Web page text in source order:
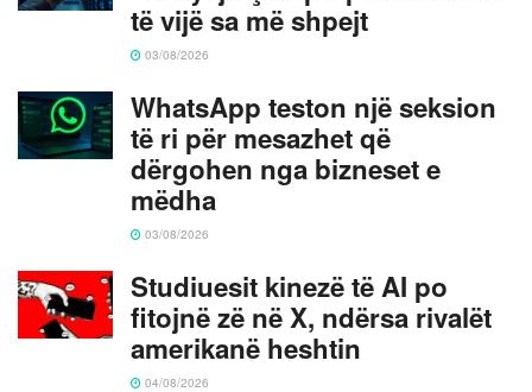
të vijë sa më shpejt
03/08/2026
WhatsApp teston një seksion
të ri për mesazhet që
dërgohen nga bizneset e
mëdha
03/08/2026
Studiuesit kinezë të AI po
fitojnë zë në X, ndërsa rivalët
amerikanë heshtin
04/08/2026